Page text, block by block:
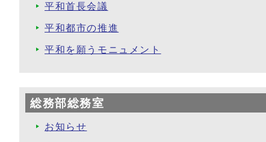
平和首長会議
平和都市の推進
平和を願うモニュメント
総務部総務室
お知らせ